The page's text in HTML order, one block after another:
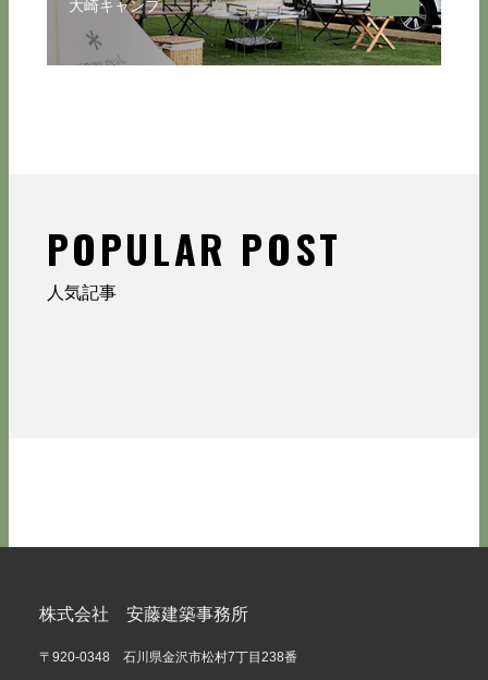
大崎キャンプ
POPULAR POST
人気記事
株式会社 安藤建築事務所
〒920-0348 石川県金沢市松村7丁目238番